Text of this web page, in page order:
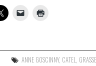
ANNE GOSCINNY, CATEL